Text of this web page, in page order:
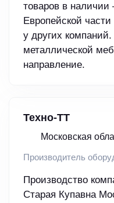
товаров в наличии
Европейской
у других
металлической
направление.
Техно-ТТ
Московская
Производитель
Производство
Старая Купавна